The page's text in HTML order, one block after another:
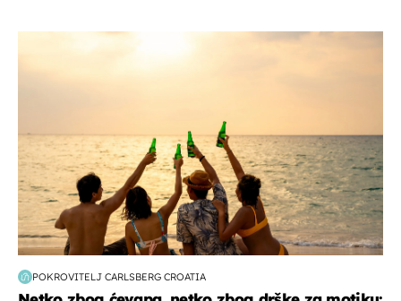
POKROVITELJ CARLSBERG CROATIA